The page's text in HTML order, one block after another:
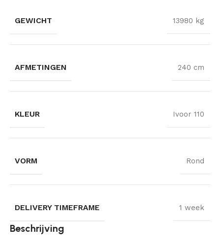
GEWICHT 13980 kg
AFMETINGEN 240 cm
KLEUR Ivoor 110
VORM Rond
DELIVERY TIMEFRAME 1 week
Beschrijving